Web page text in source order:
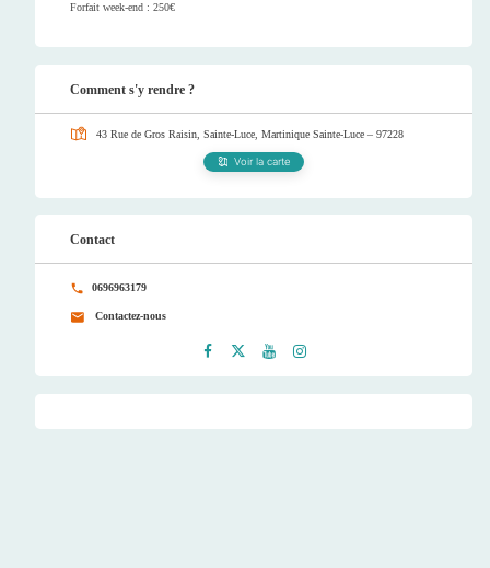
Forfait week-end : 250€
Comment s'y rendre ?
43 Rue de Gros Raisin, Sainte-Luce, Martinique Sainte-Luce – 97228
Voir la carte
Contact
0696963179
Contactez-nous